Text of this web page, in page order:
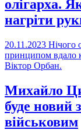
олігарха.
нагріти
20.11.2023 Нічого
принципом вдало
Віктор Орбан.
Михайло
буде новий
військовим